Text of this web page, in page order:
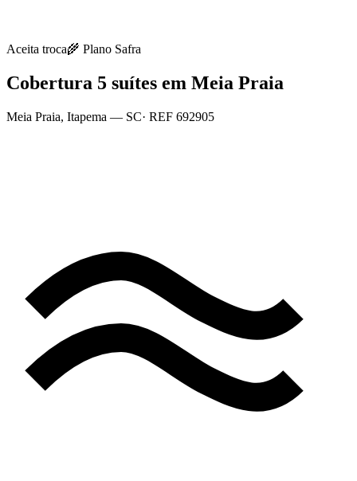
Aceita troca🌾 Plano Safra
Cobertura 5 suítes em Meia Praia
Meia Praia, Itapema — SC· REF 692905